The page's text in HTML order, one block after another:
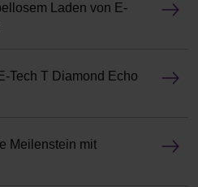
Laden von E-
Tech T Diamond Echo